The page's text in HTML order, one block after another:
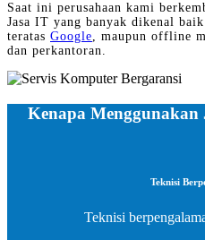
Saat ini perusahaan kami
Jasa IT yang banyak dikenal
teratas Google, maupun offline
dan perkantoran.
Kenapa
Teknisi
Teknisi